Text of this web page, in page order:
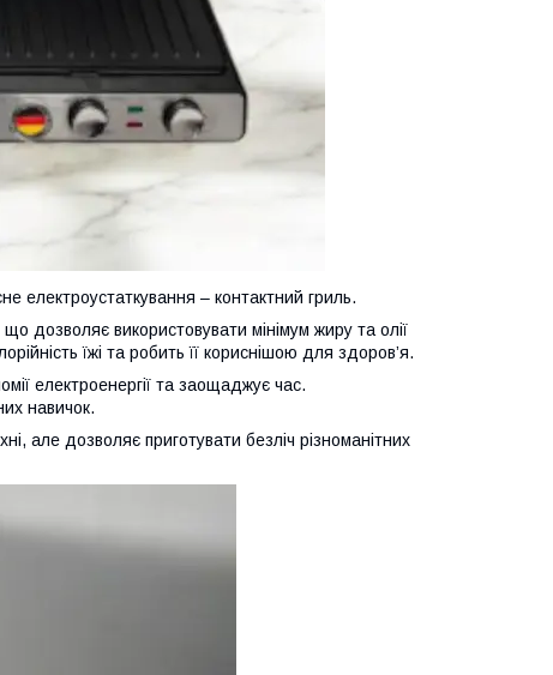
електроустаткування – контактний гриль.
дозволяє використовувати мінімум жиру та олії
їжі та робить її кориснішою для здоров’я.
електроенергії та заощаджує час.
навичок.
але дозволяє приготувати безліч різноманітних